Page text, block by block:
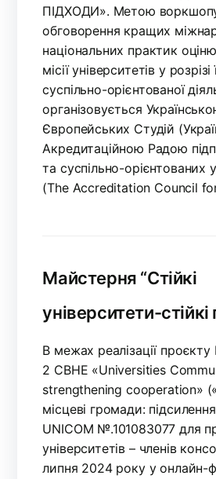
ПІДХОДИ». Метою
обговорення кращих
національних практик
місії університетів у розрізі
суспільно-орієнтованої
організовується
Європейських Студій
Акредитаційною Радою
та суспільно-орієнтованих
(The Accreditation Council
Майстерня “Стійкі
університети-
В межах реалізації проєкту
2 CBHE «Universities
strengthening cooperation»
місцеві громади:
UNICOM №.101083077 для
університетів – членів
липня 2024 року у онлайн-